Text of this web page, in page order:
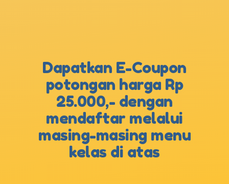
Dapatkan E-Coupon
potongan harga Rp
25.000,- dengan
mendaftar melalui
masing-masing menu
kelas di atas